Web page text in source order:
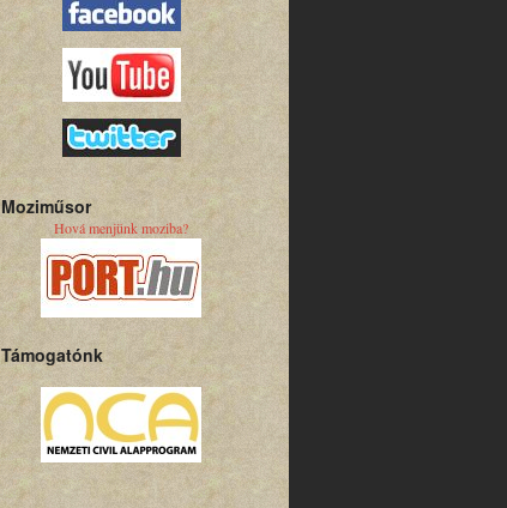
Moziműsor
Hová menjünk moziba?
Támogatónk